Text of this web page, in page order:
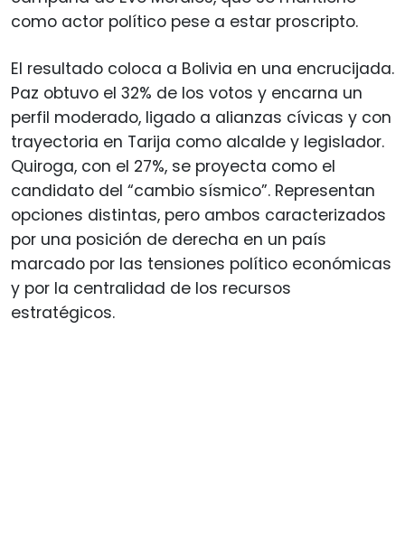
como actor político pese a estar proscripto.
El resultado coloca a Bolivia en una encrucijada.
Paz obtuvo el 32% de los votos y encarna un
perfil moderado, ligado a alianzas cívicas y con
trayectoria en Tarija como alcalde y legislador.
Quiroga, con el 27%, se proyecta como el
candidato del “cambio sísmico”. Representan
opciones distintas, pero ambos caracterizados
por una posición de derecha en un país
marcado por las tensiones político económicas
y por la centralidad de los recursos
estratégicos.